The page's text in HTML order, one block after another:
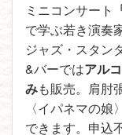
ミニコンサート
で学ぶ若き演奏
ジャズ・スタン
&バーではアル
みも販売。肩肘
〈イパネマの
できます。申込